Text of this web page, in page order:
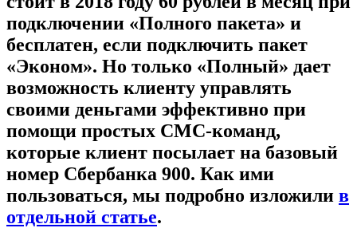
подключении «Полного пакета» и
бесплатен, если подключить пакет
«Эконом». Но только «Полный» дает
возможность клиенту управлять
своими деньгами эффективно при
помощи простых СМС-команд,
которые клиент посылает на базовый
номер Сбербанка 900. Как ими
пользоваться, мы подробно изложили в
отдельной статье.